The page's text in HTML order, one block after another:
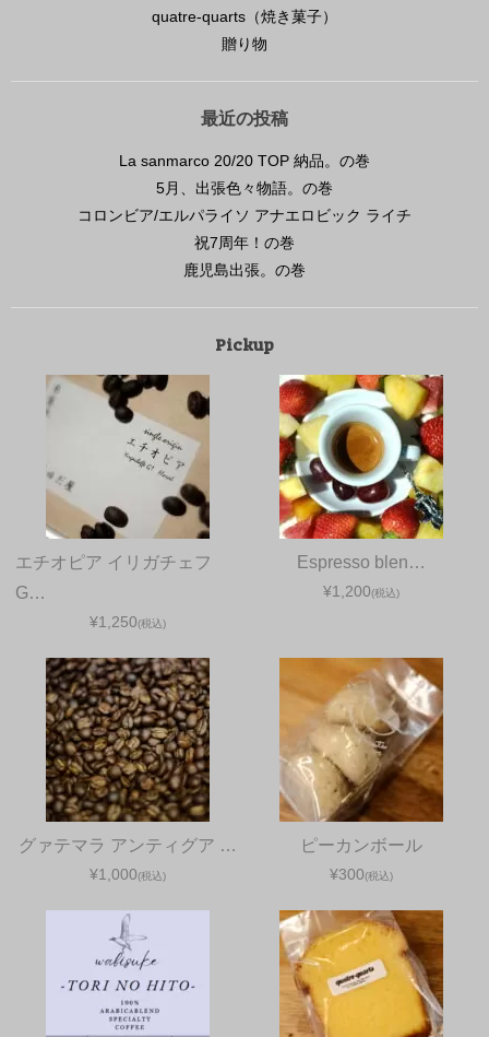
quatre-quarts（焼き菓子）
贈り物
最近の投稿
La sanmarco 20/20 TOP 納品。の巻
5月、出張色々物語。の巻
コロンビア/エルパライソ アナエロビック ライチ
祝7周年！の巻
鹿児島出張。の巻
Pickup
エチオピア イリガチェフ
G…
¥1,250(税込)
Espresso blen…
¥1,200(税込)
グァテマラ アンティグア …
¥1,000(税込)
ピーカンボール
¥300(税込)